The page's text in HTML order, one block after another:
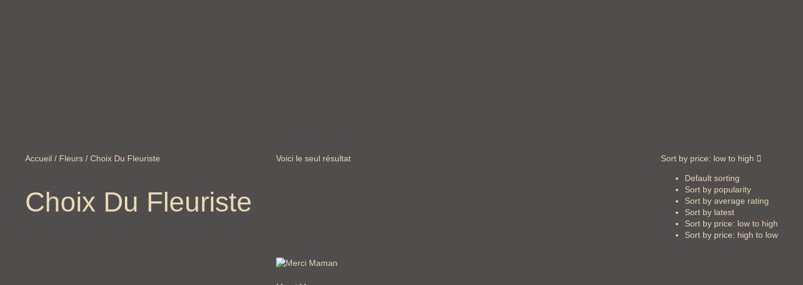
Accueil / Fleurs / Choix Du Fleuriste
Choix Du Fleuriste
Voici le seul résultat Sort by price: low to high
Default sorting
Sort by popularity
Sort by average rating
Sort by latest
Sort by price: low to high
Sort by price: high to low